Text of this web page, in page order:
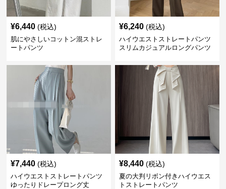
¥6,440 (税込)
肌にやさしいコットン混ストレ
ートパンツ
¥6,240 (税込)
ハイウエストストレートパンツ
スリムカジュアルロングパンツ
¥7,440 (税込)
ハイウエストストレートパンツ
ゆったりドレープロング丈
¥8,440 (税込)
夏の大判リボン付きハイウエス
トストレートパンツ